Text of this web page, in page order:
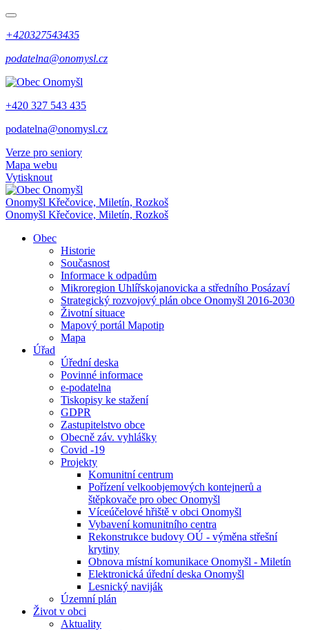
+420327543435
podatelna@onomysl.cz
+420 327 543 435
podatelna@onomysl.cz
Verze pro seniory
Mapa webu
Vytisknout
Onomyšl Křečovice, Miletín, Rozkoš
Onomyšl Křečovice, Miletín, Rozkoš
Obec
Historie
Současnost
Informace k odpadům
Mikroregion Uhlířskojanovicka a středního Posázaví
Strategický rozvojový plán obce Onomyšl 2016-2030
Životní situace
Mapový portál Mapotip
Mapa
Úřad
Úřední deska
Povinné informace
e-podatelna
Tiskopisy ke stažení
GDPR
Zastupitelstvo obce
Obecně záv. vyhlášky
Covid -19
Projekty
Komunitní centrum
Pořízení velkoobjemových kontejnerů a
štěpkovače pro obec Onomyšl
Víceúčelové hřiště v obci Onomyšl
Vybavení komunitního centra
Rekonstrukce budovy OÚ - výměna střešní
krytiny
Obnova místní komunikace Onomyšl - Miletín
Elektronická úřední deska Onomyšl
Lesnický naviják
Územní plán
Život v obci
Aktuality